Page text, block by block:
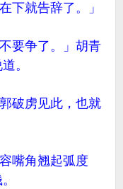
下就告辞了。」
要争了。」胡青
。
破虏见此，也就
嘴角翘起弧度